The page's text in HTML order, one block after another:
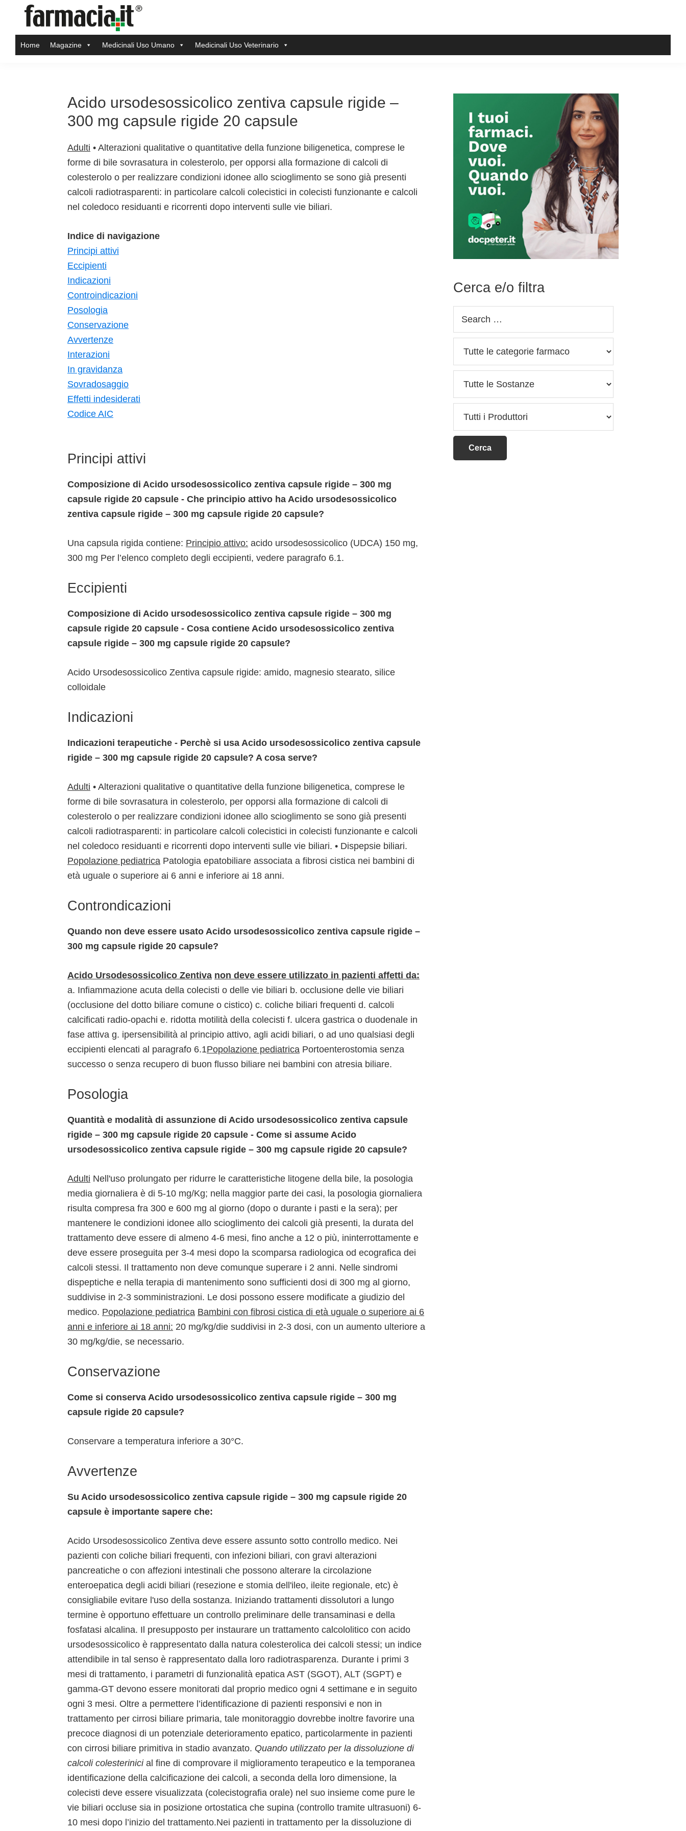
primary
main
primary
footerFarmacia.it
magazine
Home Magazine Medicinali Uso Umano Medicinali Uso Veterinario
Acido ursodesossicolico zentiva capsule rigide –
300 mg capsule rigide 20 capsule
Adulti • Alterazioni qualitative o quantitative della funzione biligenetica, comprese le
forme di bile sovrasatura in colesterolo, per opporsi alla formazione di calcoli di
colesterolo o per realizzare condizioni idonee allo scioglimento se sono già presenti
calcoli radiotrasparenti: in particolare calcoli colecistici in colecisti funzionante e calcoli
nel coledoco residuanti e ricorrenti dopo interventi sulle vie biliari.
Indice di navigazione
Principi attivi
Eccipienti
Indicazioni
Controindicazioni
Posologia
Conservazione
Avvertenze
Interazioni
In gravidanza
Sovradosaggio
Effetti indesiderati
Codice AIC
Principi attivi
Composizione di Acido ursodesossicolico zentiva capsule rigide – 300 mg
capsule rigide 20 capsule - Che principio attivo ha Acido ursodesossicolico
zentiva capsule rigide – 300 mg capsule rigide 20 capsule?
Una capsula rigida contiene: Principio attivo: acido ursodesossicolico (UDCA) 150 mg,
300 mg Per l’elenco completo degli eccipienti, vedere paragrafo 6.1.
Eccipienti
Composizione di Acido ursodesossicolico zentiva capsule rigide – 300 mg
capsule rigide 20 capsule - Cosa contiene Acido ursodesossicolico zentiva
capsule rigide – 300 mg capsule rigide 20 capsule?
Acido Ursodesossicolico Zentiva capsule rigide: amido, magnesio stearato, silice
colloidale
Indicazioni
Indicazioni terapeutiche - Perchè si usa Acido ursodesossicolico zentiva capsule
rigide – 300 mg capsule rigide 20 capsule? A cosa serve?
Adulti • Alterazioni qualitative o quantitative della funzione biligenetica, comprese le
forme di bile sovrasatura in colesterolo, per opporsi alla formazione di calcoli di
colesterolo o per realizzare condizioni idonee allo scioglimento se sono già presenti
calcoli radiotrasparenti: in particolare calcoli colecistici in colecisti funzionante e calcoli
nel coledoco residuanti e ricorrenti dopo interventi sulle vie biliari. • Dispepsie biliari.
Popolazione pediatrica Patologia epatobiliare associata a fibrosi cistica nei bambini di
età uguale o superiore ai 6 anni e inferiore ai 18 anni.
Controndicazioni
Quando non deve essere usato Acido ursodesossicolico zentiva capsule rigide –
300 mg capsule rigide 20 capsule?
Acido Ursodesossicolico Zentiva non deve essere utilizzato in pazienti affetti da:
a. Infiammazione acuta della colecisti o delle vie biliari b. occlusione delle vie biliari
(occlusione del dotto biliare comune o cistico) c. coliche biliari frequenti d. calcoli
calcificati radio-opachi e. ridotta motilità della colecisti f. ulcera gastrica o duodenale in
fase attiva g. ipersensibilità al principio attivo, agli acidi biliari, o ad uno qualsiasi degli
eccipienti elencati al paragrafo 6.1Popolazione pediatrica Portoenterostomia senza
successo o senza recupero di buon flusso biliare nei bambini con atresia biliare.
Posologia
Quantità e modalità di assunzione di Acido ursodesossicolico zentiva capsule
rigide – 300 mg capsule rigide 20 capsule - Come si assume Acido
ursodesossicolico zentiva capsule rigide – 300 mg capsule rigide 20 capsule?
Adulti Nell'uso prolungato per ridurre le caratteristiche litogene della bile, la posologia
media giornaliera è di 5-10 mg/Kg; nella maggior parte dei casi, la posologia giornaliera
risulta compresa fra 300 e 600 mg al giorno (dopo o durante i pasti e la sera); per
mantenere le condizioni idonee allo scioglimento dei calcoli già presenti, la durata del
trattamento deve essere di almeno 4-6 mesi, fino anche a 12 o più, ininterrottamente e
deve essere proseguita per 3-4 mesi dopo la scomparsa radiologica od ecografica dei
calcoli stessi. Il trattamento non deve comunque superare i 2 anni. Nelle sindromi
dispeptiche e nella terapia di mantenimento sono sufficienti dosi di 300 mg al giorno,
suddivise in 2-3 somministrazioni. Le dosi possono essere modificate a giudizio del
medico. Popolazione pediatrica Bambini con fibrosi cistica di età uguale o superiore ai 6
anni e inferiore ai 18 anni: 20 mg/kg/die suddivisi in 2-3 dosi, con un aumento ulteriore a
30 mg/kg/die, se necessario.
Conservazione
Come si conserva Acido ursodesossicolico zentiva capsule rigide – 300 mg
capsule rigide 20 capsule?
Conservare a temperatura inferiore a 30°C.
Avvertenze
Su Acido ursodesossicolico zentiva capsule rigide – 300 mg capsule rigide 20
capsule è importante sapere che:
Acido Ursodesossicolico Zentiva deve essere assunto sotto controllo medico. Nei
pazienti con coliche biliari frequenti, con infezioni biliari, con gravi alterazioni
pancreatiche o con affezioni intestinali che possono alterare la circolazione
enteroepatica degli acidi biliari (resezione e stomia dell'ileo, ileite regionale, etc) è
consigliabile evitare l'uso della sostanza. Iniziando trattamenti dissolutori a lungo
termine è opportuno effettuare un controllo preliminare delle transaminasi e della
fosfatasi alcalina. Il presupposto per instaurare un trattamento calcololitico con acido
ursodesossicolico è rappresentato dalla natura colesterolica dei calcoli stessi; un indice
attendibile in tal senso è rappresentato dalla loro radiotrasparenza. Durante i primi 3
mesi di trattamento, i parametri di funzionalità epatica AST (SGOT), ALT (SGPT) e
gamma-GT devono essere monitorati dal proprio medico ogni 4 settimane e in seguito
ogni 3 mesi. Oltre a permettere l’identificazione di pazienti responsivi e non in
trattamento per cirrosi biliare primaria, tale monitoraggio dovrebbe inoltre favorire una
precoce diagnosi di un potenziale deterioramento epatico, particolarmente in pazienti
con cirrosi biliare primitiva in stadio avanzato. Quando utilizzato per la dissoluzione di
calcoli colesterinici al fine di comprovare il miglioramento terapeutico e la temporanea
identificazione della calcificazione dei calcoli, a seconda della loro dimensione, la
colecisti deve essere visualizzata (colecistografia orale) nel suo insieme come pure le
vie biliari occluse sia in posizione ortostatica che supina (controllo tramite ultrasuoni) 6-
10 mesi dopo l’inizio del trattamento.Nei pazienti in trattamento per la dissoluzione di
Sidebar
Cerca e/o filtra